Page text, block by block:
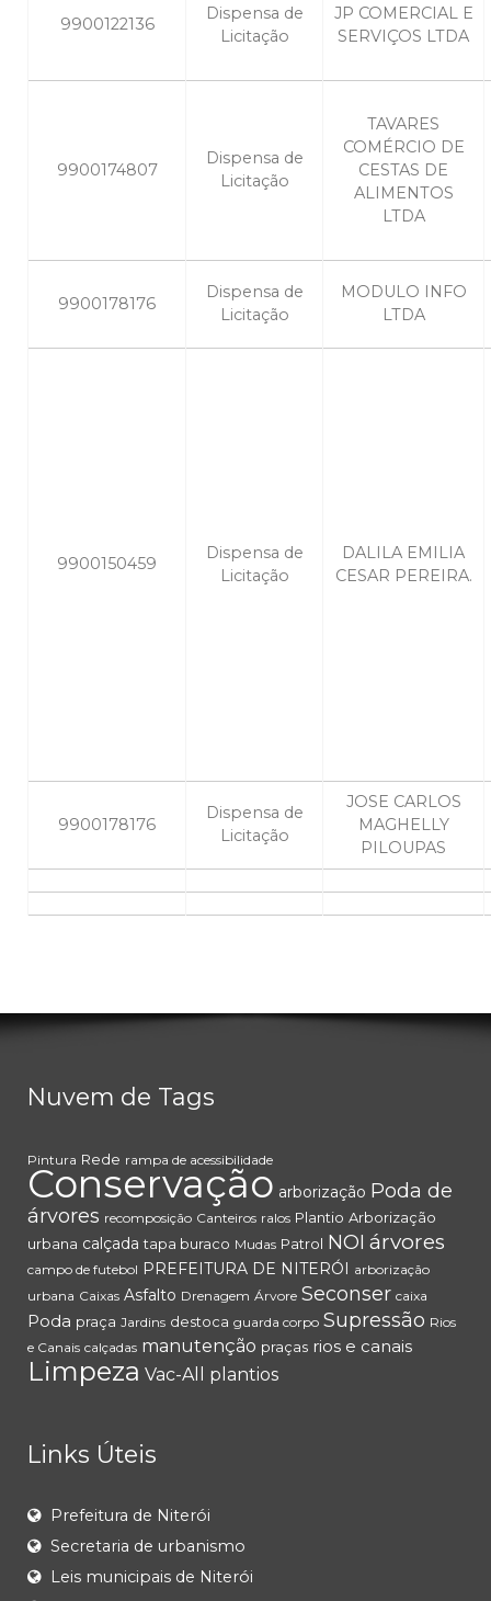
9900122136
Dispensa de
Licitação
JP COMERCIAL E
SERVIÇOS LTDA
9900174807
Dispensa de
Licitação
TAVARES
COMÉRCIO DE
CESTAS DE
ALIMENTOS
LTDA
9900178176
Dispensa de
Licitação
MODULO INFO
LTDA
9900150459
Dispensa de
Licitação
DALILA EMILIA
CESAR PEREIRA.
9900178176
Dispensa de
Licitação
JOSE CARLOS
MAGHELLY
PILOUPAS
Nuvem de Tags
Pintura Rede rampa de acessibilidade
Conservação arborização Poda de
árvores recomposição Canteiros ralos Plantio Arborização
urbana calçada tapa buraco Mudas Patrol NOI árvores
campo de futebol PREFEITURA DE NITERÓI
arborização
urbana Caixas Asfalto Drenagem Árvore Seconser caixa
Poda praça Jardins destoca guarda corpo Supressão Rios
e Canais calçadas manutenção praças rios e canais
Limpeza Vac-All plantios
Links Úteis
Prefeitura de Niterói
Secretaria de urbanismo
Leis municipais de Niterói